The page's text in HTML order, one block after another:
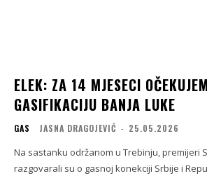
ELEK: ZA 14 MJESECI
GASIFIKACIJU BANJA LUKE
GAS JASNA DRAGOJEVIĆ - 25.05.2026
Na sastanku održanom u Trebinju, premijeri
razgovarali su o gasnoj konekciji Srbije i